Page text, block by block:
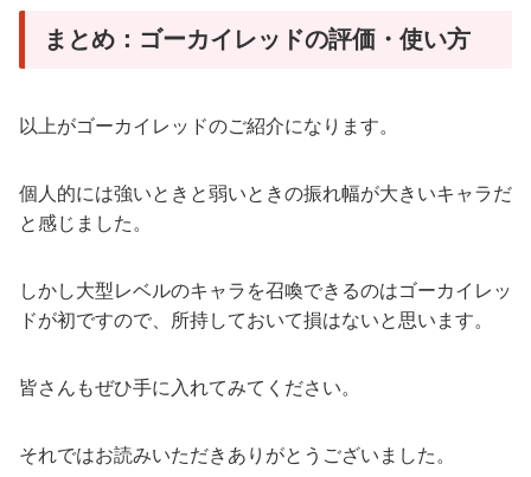
まとめ：ゴーカイレッドの評価・使い方
以上がゴーカイレッドのご紹介になります。
個人的には強いときと弱いときの振れ幅が大きいキャラだ
と感じました。
しかし大型レベルのキャラを召喚できるのはゴーカイレッ
ドが初ですので、所持しておいて損はないと思います。
皆さんもぜひ手に入れてみてください。
それではお読みいただきありがとうございました。